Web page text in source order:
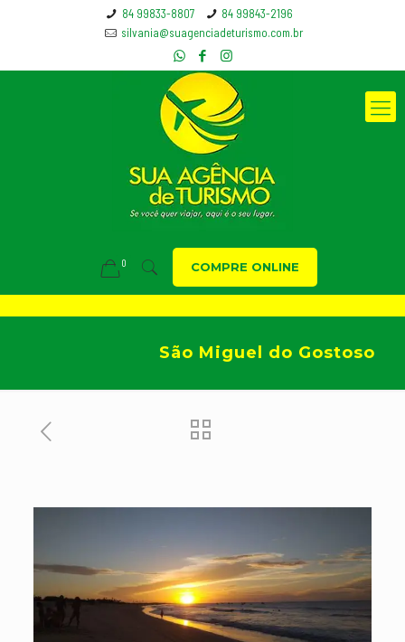
84 99833-8807
84 99843-2196
silvania@suagenciadeturismo.com.br
0 COMPRE ONLINE
São Miguel do Gostoso